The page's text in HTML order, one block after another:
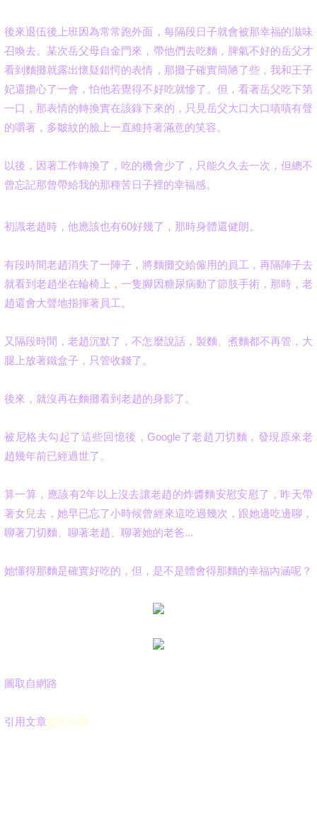
後來退伍後上班因為常常跑外面，每隔段日子就會被那幸福的滋味
召喚去。某次岳父母自金門來，帶他們去吃麵，脾氣不好的岳父才
看到麵攤就露出懷疑錯愕的表情， 那攤子確實簡陋了些， 我和王子
妃還擔心了一會，怕他若覺得不好吃就慘了。但，看著岳父吃下第
一口，那表情的轉換實在該錄下來的，只見岳父大口大口嘖嘖有聲
的嚼著，多皺紋的臉上一直維持著滿意的笑容。
以後，因著工作轉換了，吃的機會少了 ，只能久久去一次 ，但總不
曾忘記那曾帶給我的那種苦日子裡的幸福感。
初識老趙時，他應該也有60好幾了，那時身體還健朗。
有段時間老趙消失了一陣子，將麵攤交給僱用的員工，再隔陣子去
就看到老趙坐在輪椅上，一隻腳因糖尿病動了節肢手術，那時，老
趙還會大聲地指揮著員工。
又隔段時間，老趙沉默了，不怎麼說話，製麵、煮麵都不再管，大
腿上放著鐵盒子，只管收錢了。
後來，就沒再在麵攤看到老趙的身影了。
被尼格夫勾起了這些回憶後，Google了老趙刀切麵，發現原來老
趙幾年前已經過世了。
算一算，應該有2年以上沒去讓老趙的炸醬麵安慰安慰了，昨天帶
著女兒去，她早已忘了小時候曾經來這吃過幾次，跟她邊吃邊聊，
聊著刀切麵、聊著老趙、聊著她的老爸...
她懂得那麵是確實好吃的，但，是不是體會得那麵的幸福內涵呢？
圖取自網路
引用文章建安往事